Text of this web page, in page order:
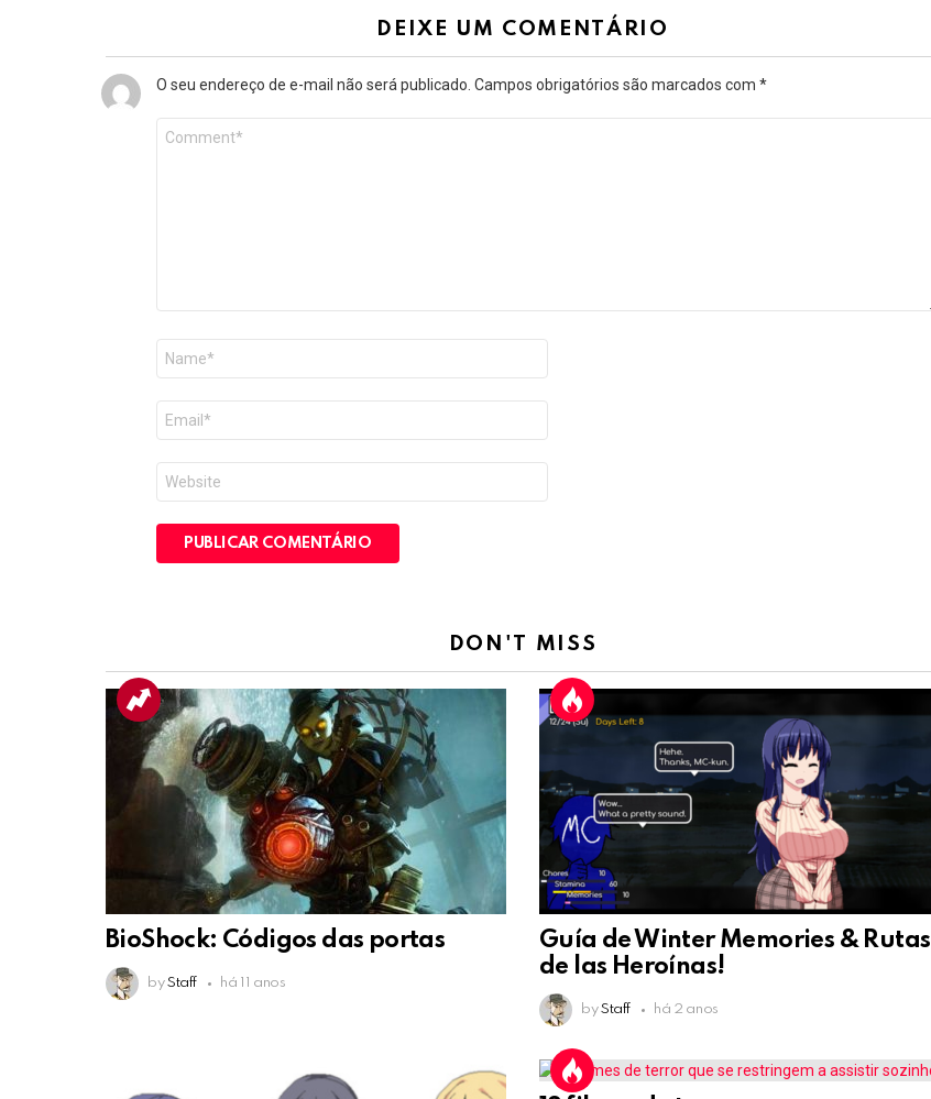
DEIXE UM COMENTÁRIO
O seu endereço de e-mail não será publicado. Campos obrigatórios são marcados com *
mail
*
DON'T MISS
BioShock: Códigos das portas
by Staff há 11 anos
Guía de Winter Memories & Rutas
de las Heroínas!
by Staff há 2 anos